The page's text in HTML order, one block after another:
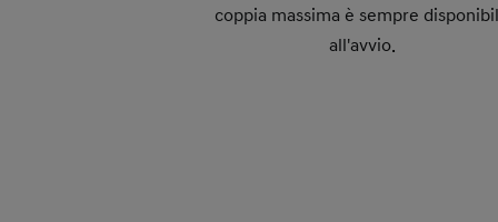
coppia massima è sempre
all'avvio.